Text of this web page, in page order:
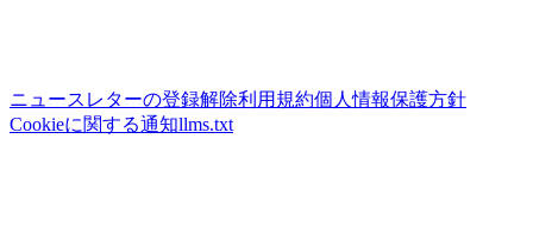
ニュースレターの登録解除利用規約個人情報保護方針
Cookieに関する通知llms.txt